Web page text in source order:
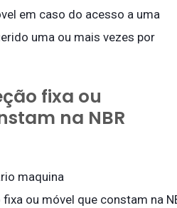
em caso do acesso a uma
uma ou mais vezes por
fixa ou
na NBR
ou móvel que constam na